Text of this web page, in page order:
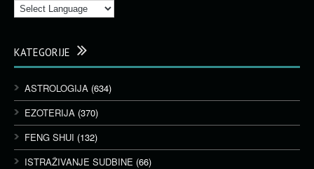
KATEGORIJE
ASTROLOGIJA (634)
EZOTERIJA (370)
FENG SHUI (132)
ISTRAŽIVANJE SUDBINE (66)